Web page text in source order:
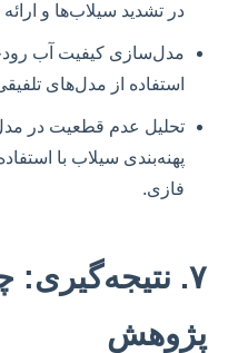
در تشدید سیلاب‌ها و ارائه
مدل‌سازی کیفیت آب
استفاده از مدل‌های
تحلیل عدم قطعیت در
پهنه‌بندی سیلاب با
فازی.
۷. نتیجه‌گیری:
پژوهش